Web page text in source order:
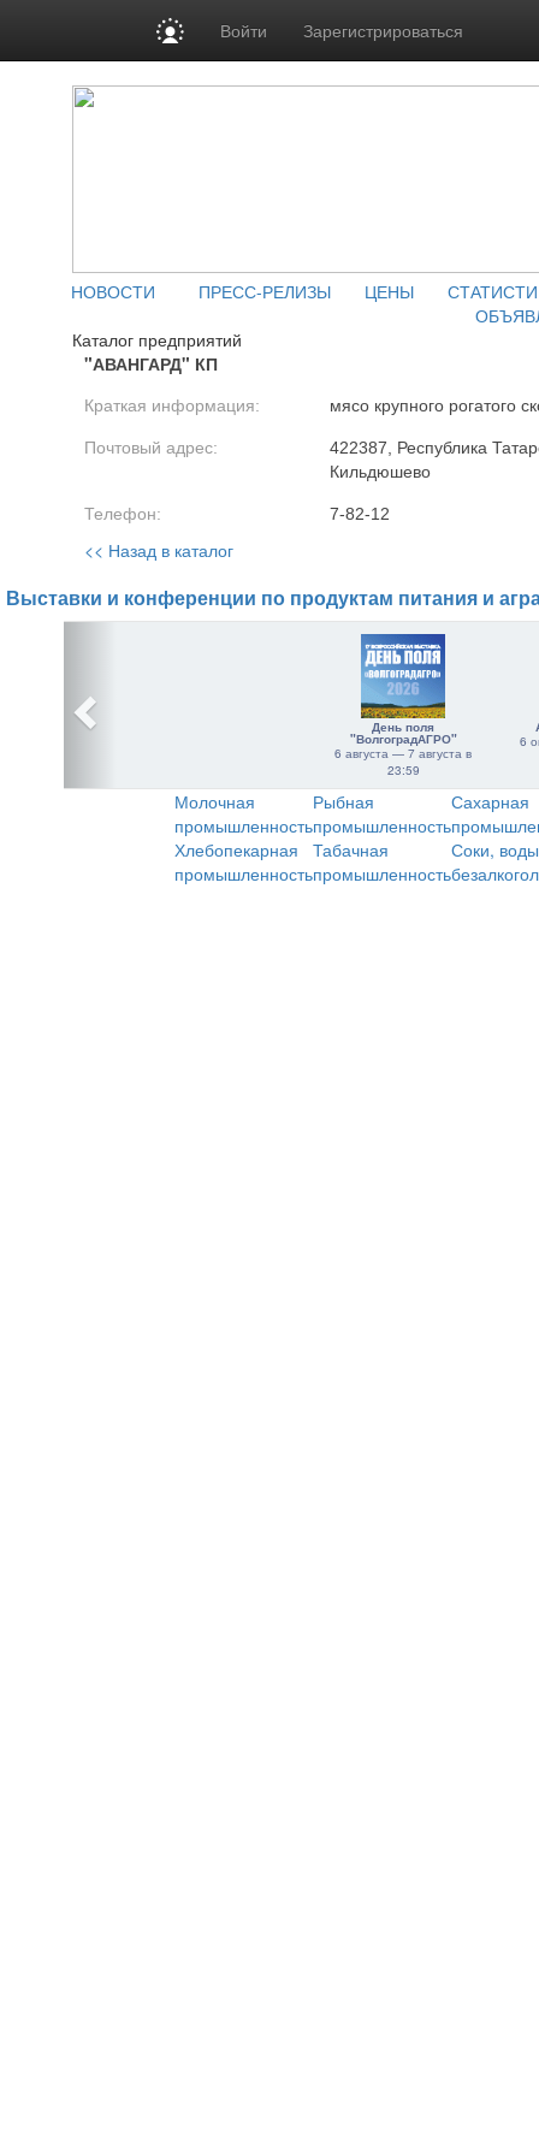
Войти Зарегистрироваться
НОВОСТИ ПРЕСС-РЕЛИЗЫ ЦЕНЫ
Каталог предприятий
"АВАНГАРД" КП
Краткая информация: мясо крупного рогатого
Почтовый адрес:
422387, Республика
Кильдюшево
Телефон: 7-82-12
<< Назад в каталог
Выставки и конференции по продуктам питания и
День поля
"ВолгоградАГРО"
6 августа — 7 августа в
23:59
6
Молочная
промышленность
Рыбная
промышленность
Сахарная
Хлебопекарная
промышленность
Табачная
промышленность
Соки,